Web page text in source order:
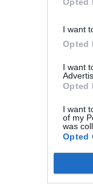
I want
Opted
I want
Opted
I want
of my
was
Opted